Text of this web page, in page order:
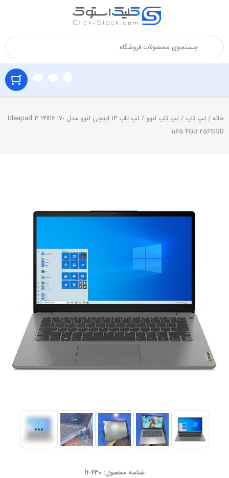
خانه/ لپ تاپ / لپ تاپ لنوو
/ لپ تاپ 14 اینچی لنوو مدل Ideapad 3 14itl6 I7-
1165 4GB 256SSD
شناسه محصول: lt-430